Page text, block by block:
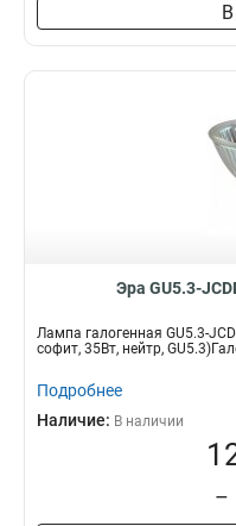
Эра GU5.3-
Лампа галогенная GU5.3-
софит, 35Вт, нейтр,
Подробнее
Наличие: В наличии
–